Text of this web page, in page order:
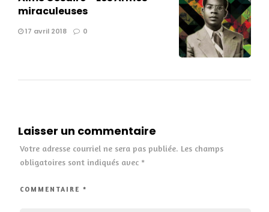
miraculeuses
17 avril 2018 0
Laisser un commentaire
Votre adresse courriel ne sera pas publiée. Les champs
obligatoires sont indiqués avec *
COMMENTAIRE *